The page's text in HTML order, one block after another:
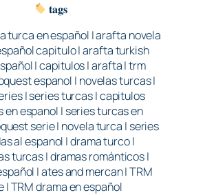
𝐭𝐚𝐠𝐬
turca en español | arafta novela
capitulo | arafta turkish
| capitulos | arafta | trm
espanol | novelas turcas |
| series turcas | capitulos
en espanol | series turcas en
serie | novela turca | series
al espanol | drama turco |
turcas | dramas románticos |
| ates and mercan | TRM
| TRM drama en español